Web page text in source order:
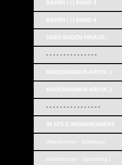
BADEN | | | BAND 3
BADEN | | | BAND 4
ÜBER BADEN HINAUS...
- - - - - - - - - - - - - - -
MODERNISMUS-KRITIK 1
MODERNISMUS-KRITIK 2
- - - - - - - - - - - - - - - -
IM STILE WEINBRENNERS
Weinbrenner - Einleitung
Weinbrenner - Sammlung 1